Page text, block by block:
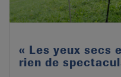
« Les yeux secs
rien de